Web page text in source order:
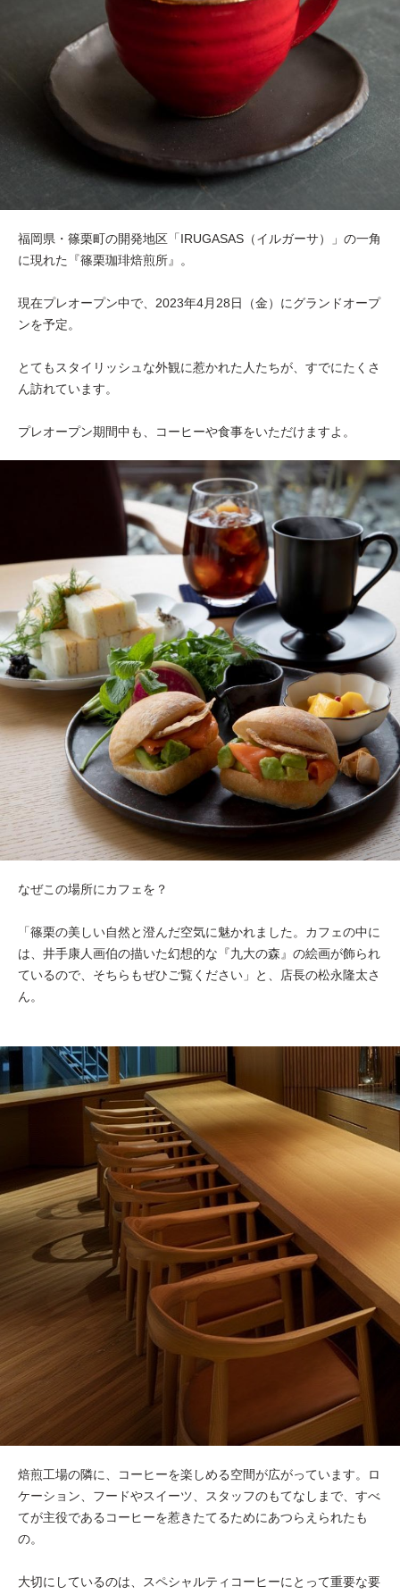
福岡県・篠栗町の開発地区「IRUGASAS（イルガーサ）」の一角
に現れた『篠栗珈琲焙煎所』。
現在プレオープン中で、2023年4月28日（金）にグランドオープ
ンを予定。
とてもスタイリッシュな外観に惹かれた人たちが、すでにたくさ
ん訪れています。
プレオープン期間中も、コーヒーや食事をいただけますよ。
なぜこの場所にカフェを？
「篠栗の美しい自然と澄んだ空気に魅かれました。カフェの中に
は、井手康人画伯の描いた幻想的な『九大の森』の絵画が飾られ
ているので、そちらもぜひご覧ください」と、店長の松永隆太さ
ん。
焙煎工場の隣に、コーヒーを楽しめる空間が広がっています。ロ
ケーション、フードやスイーツ、スタッフのもてなしまで、すべ
てが主役であるコーヒーを惹きたてるためにあつらえられたも
の。
大切にしているのは、スペシャルティコーヒーにとって重要な要